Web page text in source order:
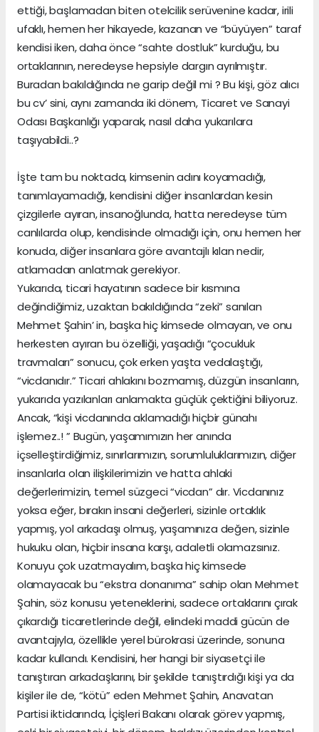
ettiği, başlamadan biten otelcilik serüvenine kadar, irili
ufaklı, hemen her hikayede, kazanan ve “büyüyen” taraf
kendisi iken, daha önce “sahte dostluk” kurduğu, bu
ortaklarının, neredeyse hepsiyle dargın ayrılmıştır.
Buradan bakıldığında ne garip değil mi ? Bu kişi, göz alıcı
bu cv’ sini, aynı zamanda iki dönem, Ticaret ve Sanayi
Odası Başkanlığı yaparak, nasıl daha yukarılara
taşıyabildi..?
İşte tam bu noktada, kimsenin adını koyamadığı,
tanımlayamadığı, kendisini diğer insanlardan kesin
çizgilerle ayıran, insanoğlunda, hatta neredeyse tüm
canlılarda olup, kendisinde olmadığı için, onu hemen her
konuda, diğer insanlara göre avantajlı kılan nedir,
atlamadan anlatmak gerekiyor.
Yukarıda, ticari hayatının sadece bir kısmına
değindiğimiz, uzaktan bakıldığında “zeki” sanılan
Mehmet Şahin’ in, başka hiç kimsede olmayan, ve onu
herkesten ayıran bu özelliği, yaşadığı “çocukluk
travmaları” sonucu, çok erken yaşta vedalaştığı,
“vicdanıdır.” Ticari ahlakını bozmamış, düzgün insanların,
yukarıda yazılanları anlamakta güçlük çektiğini biliyoruz.
Ancak, “kişi vicdanında aklamadığı hiçbir günahı
işlemez..! ” Bugün, yaşamımızın her anında
içselleştirdiğimiz, sınırlarımızın, sorumluluklarımızın, diğer
insanlarla olan ilişkilerimizin ve hatta ahlaki
değerlerimizin, temel süzgeci “vicdan” dır. Vicdanınız
yoksa eğer, bırakın insani değerleri, sizinle ortaklık
yapmış, yol arkadaşı olmuş, yaşamınıza değen, sizinle
hukuku olan, hiçbir insana karşı, adaletli olamazsınız.
Konuyu çok uzatmayalım, başka hiç kimsede
olamayacak bu “ekstra donanıma” sahip olan Mehmet
Şahin, söz konusu yeteneklerini, sadece ortaklarını çırak
çıkardığı ticaretlerinde değil, elindeki maddi gücün de
avantajıyla, özellikle yerel bürokrasi üzerinde, sonuna
kadar kullandı. Kendisini, her hangi bir siyasetçi ile
tanıştıran arkadaşlarını, bir şekilde tanıştırdığı kişi ya da
kişiler ile de, “kötü” eden Mehmet Şahin, Anavatan
Partisi iktidarında, İçişleri Bakanı olarak görev yapmış,